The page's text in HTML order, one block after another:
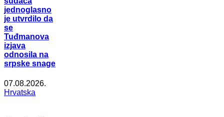
jednoglasno
je utvrdilo da
se
Tuđmanova
izjava
odnosila na
srpske snage
07.08.2026.
Hrvatska